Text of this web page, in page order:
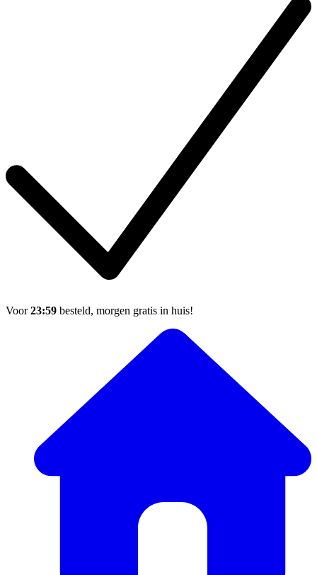
Voor23:59 besteld, morgen gratis in huis!